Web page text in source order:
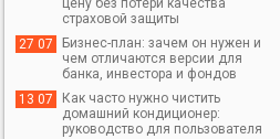
цену без потери качества
страховой защиты
27 07
Бизнес-план: зачем он нужен и
чем отличаются версии для
банка, инвестора и фондов
13 07
Как часто нужно чистить
домашний кондиционер:
руководство для пользователя